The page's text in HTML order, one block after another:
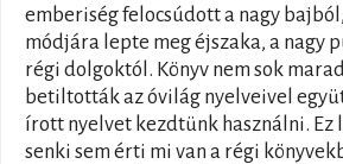
emberiség felocsúdott a nagy
módjára lepte meg éjszaka, a nagy
régi dolgoktól. Könyv nem sok
betiltották az óvilág nyelveivel
írott nyelvet kezdtünk használni. Ez
senki sem érti mi van a régi